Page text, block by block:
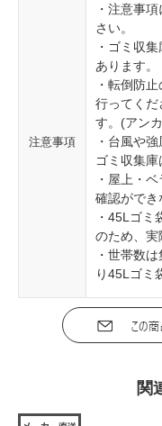
注意事項
・注意事
さい。
・ゴミ収
あります。
・転倒防
行ってくだ
す。(アン
・台風や
ゴミ収集庫
・屋上・
確認ができ
・45Lゴ
のため、実
・世帯数
り45Lゴミ
関